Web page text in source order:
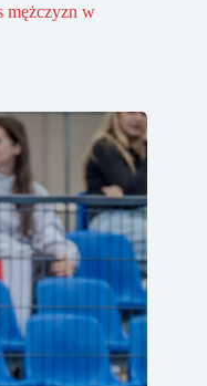
mężczyzn w